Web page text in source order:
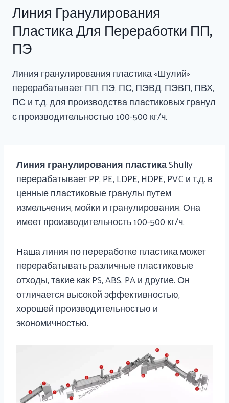
Линия Гранулирования
Пластика Для Переработки ПП,
ПЭ
Линия гранулирования пластика «Шулий»
перерабатывает ПП, ПЭ, ПС, ПЭВД, ПЭВП, ПВХ,
ПС и т.д. для производства пластиковых гранул
с производительностью 100-500 кг/ч.
Линия гранулирования пластикаShuliy
перерабатывает PP, PE, LDPE, HDPE, PVC и т.д. в
ценные пластиковые гранулы путем
измельчения, мойки и гранулирования. Она
имеет производительность 100-500 кг/ч.
Наша линия по переработке пластика может
перерабатывать различные пластиковые
отходы, такие как PS, ABS, PA и другие. Он
отличается высокой эффективностью,
хорошей производительностью и
экономичностью.